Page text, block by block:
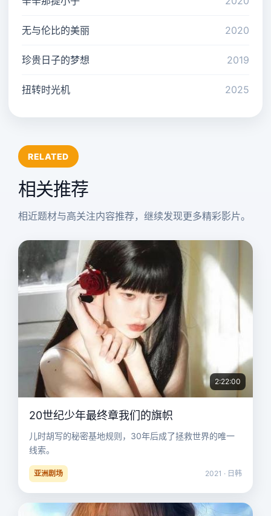
无与伦比的美丽 2020
珍贵日子的梦想 2019
扭转时光机 2025
RELATED
相关推荐
相近题材与高关注内容推荐，继续发现更多精彩影片。
2:22:00
20世纪少年最终章我们的旗帜
儿时胡写的秘密基地规则，30年后成了拯救世界的唯一
线索。
亚洲剧场 2021 · 日韩